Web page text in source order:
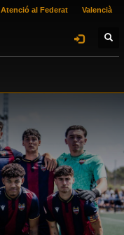
Atenció al Federat Valencià